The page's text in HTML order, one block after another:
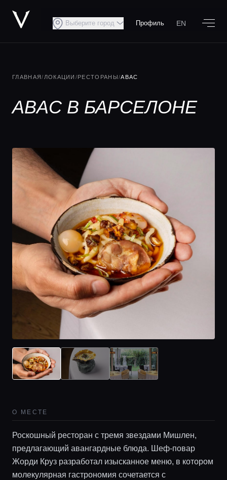
Выберите город Профиль EN
ГЛАВНАЯ/ ЛОКАЦИИ /РЕСТОРАНЫ/ABAC
ABAC В БАРСЕЛОНЕ
О МЕСТЕ
Роскошный ресторан с тремя звездами Мишлен,
предлагающий авангардные блюда. Шеф-повар
Жорди Круз разработал изысканное меню, в котором
молекулярная гастрономия сочетается с